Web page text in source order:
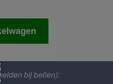
bij bellen):